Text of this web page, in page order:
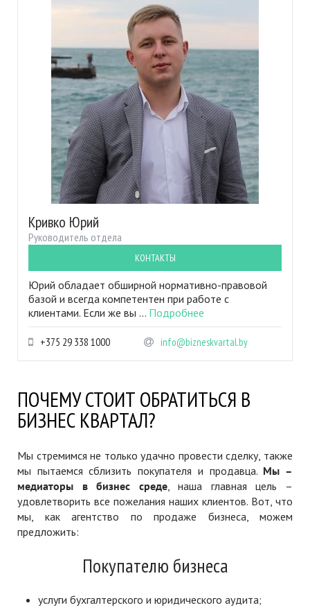
Кривко Юрий
Руководитель отдела
КОНТАКТЫ
Юрий обладает обширной нормативно-правовой
базой и всегда компетентен при работе с
клиентами. Если же вы ... Подробнее
+375 29 338 1000 info@bizneskvartal.by
ПОЧЕМУ СТОИТ ОБРАТИТЬСЯ В
БИЗНЕС КВАРТАЛ?
Мы стремимся не только удачно провести сделку, также
мы пытаемся сблизить покупателя и продавца. Мы –
медиаторы в бизнес среде, наша главная цель –
удовлетворить все пожелания наших клиентов. Вот, что
мы, как агентство по продаже бизнеса, можем
предложить:
Покупателю бизнеса
услуги бухгалтерского и юридического аудита;